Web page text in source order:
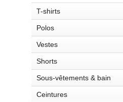
T-shirts
Polos
Vestes
Shorts
Sous-vêtements & bain
Ceintures
Motley Denim Lisbon Long
De 34,99 €TVA incluse